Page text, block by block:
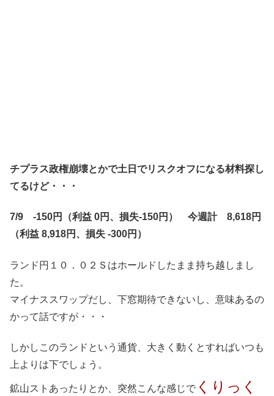
チプラス政権崩壊とかで土日でリスクオフになる材料探し
てるけど・・・
7/9 -150円（利益 0円、損失-150円） 今週計 8,618円
（利益 8,918円、損失 -300円）
ランド円１０．０２Ｓはホールドしたまま持ち越しまし
た。
マイナススワップだし、下窓期待できないし、意味あるの
かって話ですが・・・
しかしこのランドという通貨、大きく動くとすればいつも
上よりは下でしょう。
鉱山ストあったりとか、突然こんな感じで くりっく